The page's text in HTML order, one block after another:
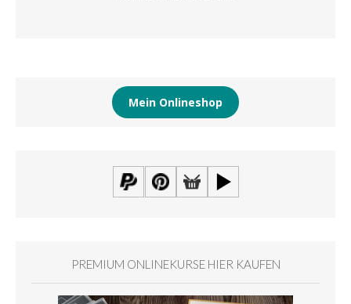
Mein Onlineshop
PREMIUM ONLINEKURSE HIER KAUFEN